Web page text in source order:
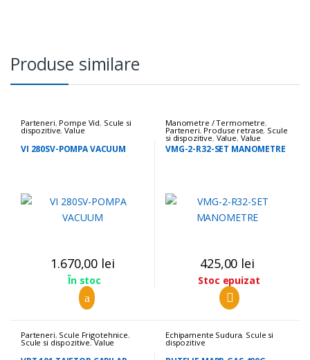
Produse similare
Parteneri, Pompe Vid, Scule si
dispozitive,Value
VI 280SV-POMPA VACUUM
1.670,00 lei
În stoc
Manometre / Termometre,
Parteneri, Produse retrase, Scule
si dispozitive, Value, Value
VMG-2-R32-SET MANOMETRE
425,00 lei
Stoc epuizat
Parteneri, Scule Frigotehnice,
Scule si dispozitive,Value
Echipamente Sudura, Scule si
dispozitive